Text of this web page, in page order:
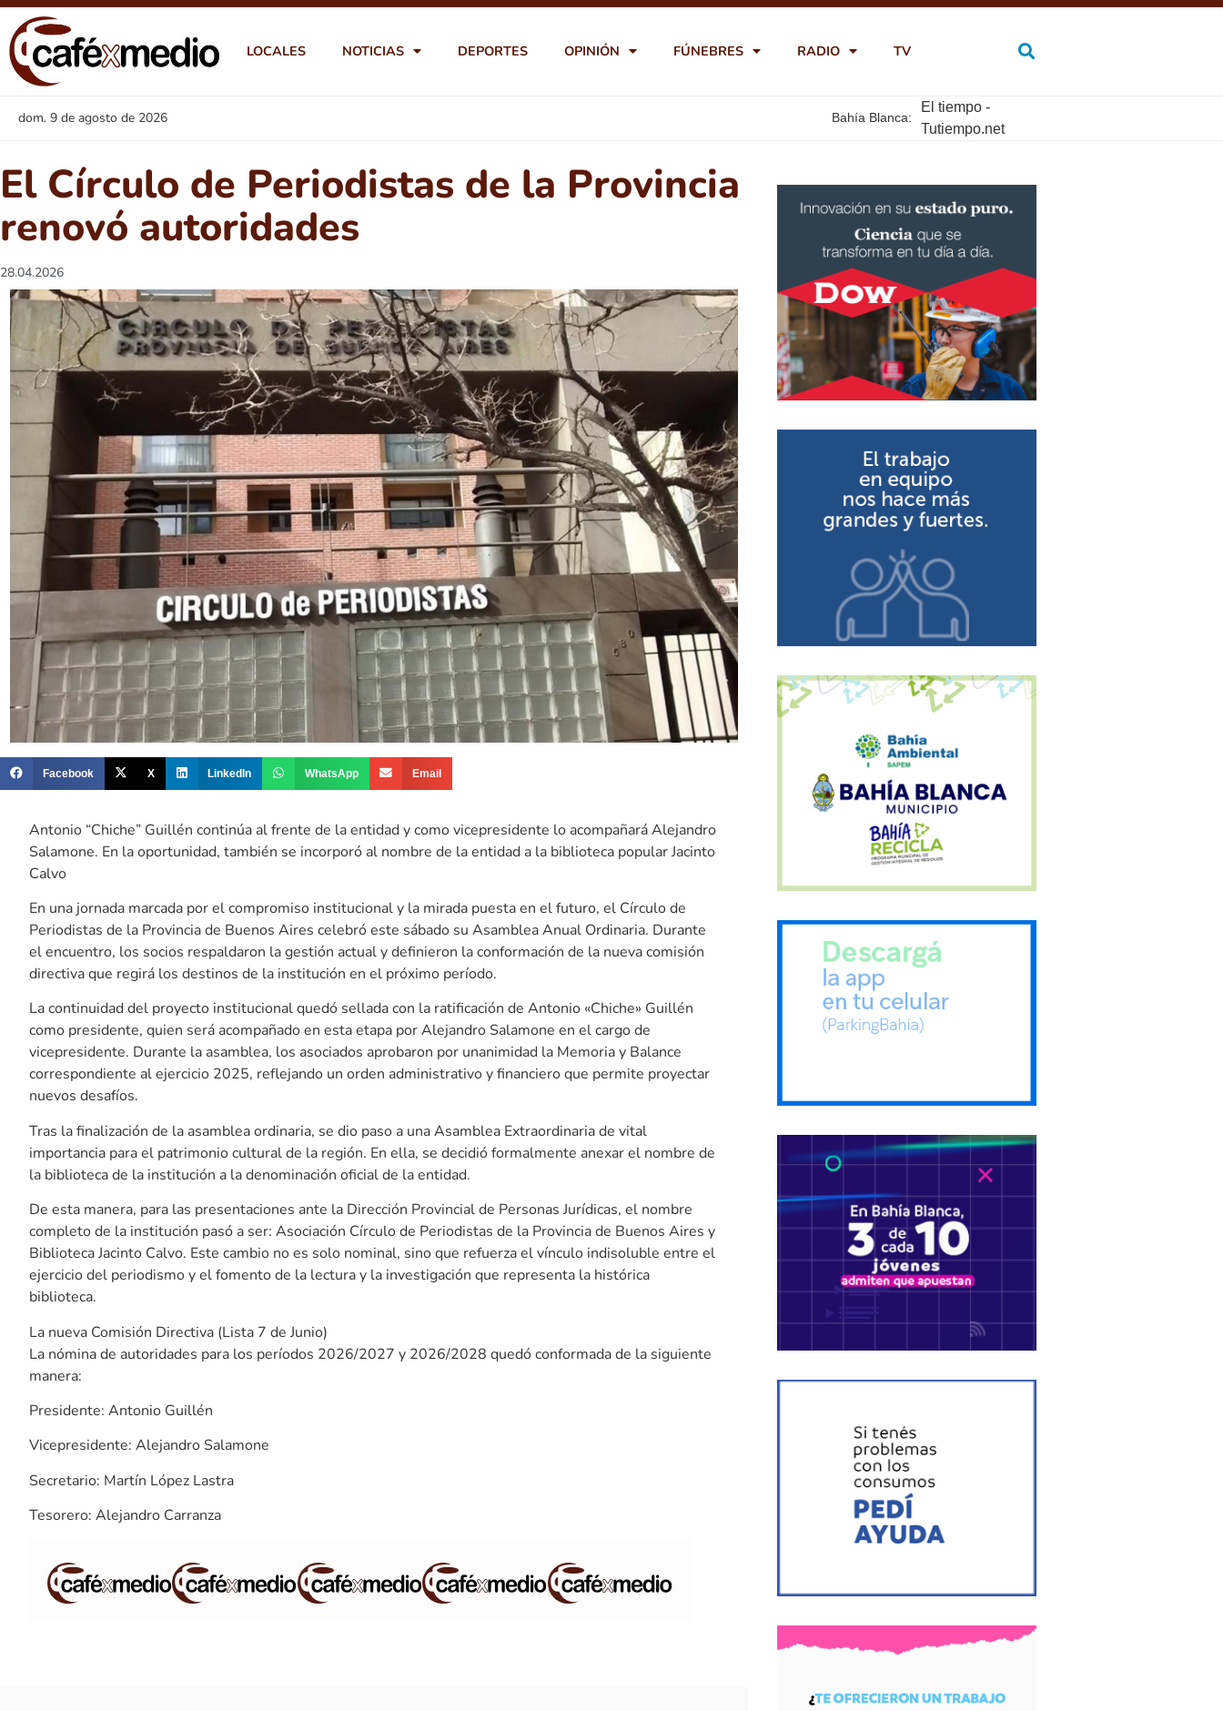
LOCALES NOTICIAS DEPORTES OPINIÓN FÚNEBRES RADIO TV
dom. 9 de agosto de 2026 Bahía Blanca:
El tiempo -
Tutiempo.net
El Círculo de Periodistas de la Provincia
renovó autoridades
28.04.2026
Facebook X LinkedIn WhatsApp Email
Antonio “Chiche” Guillén continúa al frente de la entidad y como vicepresidente lo acompañará Alejandro
Salamone. En la oportunidad, también se incorporó al nombre de la entidad a la biblioteca popular Jacinto
Calvo
En una jornada marcada por el compromiso institucional y la mirada puesta en el futuro, el Círculo de
Periodistas de la Provincia de Buenos Aires celebró este sábado su Asamblea Anual Ordinaria. Durante
el encuentro, los socios respaldaron la gestión actual y definieron la conformación de la nueva comisión
directiva que regirá los destinos de la institución en el próximo período.
La continuidad del proyecto institucional quedó sellada con la ratificación de Antonio «Chiche» Guillén
como presidente, quien será acompañado en esta etapa por Alejandro Salamone en el cargo de
vicepresidente. Durante la asamblea, los asociados aprobaron por unanimidad la Memoria y Balance
correspondiente al ejercicio 2025, reflejando un orden administrativo y financiero que permite proyectar
nuevos desafíos.
Tras la finalización de la asamblea ordinaria, se dio paso a una Asamblea Extraordinaria de vital
importancia para el patrimonio cultural de la región. En ella, se decidió formalmente anexar el nombre de
la biblioteca de la institución a la denominación oficial de la entidad.
De esta manera, para las presentaciones ante la Dirección Provincial de Personas Jurídicas, el nombre
completo de la institución pasó a ser: Asociación Círculo de Periodistas de la Provincia de Buenos Aires y
Biblioteca Jacinto Calvo. Este cambio no es solo nominal, sino que refuerza el vínculo indisoluble entre el
ejercicio del periodismo y el fomento de la lectura y la investigación que representa la histórica
biblioteca.
La nueva Comisión Directiva (Lista 7 de Junio)
La nómina de autoridades para los períodos 2026/2027 y 2026/2028 quedó conformada de la siguiente
manera:
Presidente: Antonio Guillén
Vicepresidente: Alejandro Salamone
Secretario: Martín López Lastra
Tesorero: Alejandro Carranza